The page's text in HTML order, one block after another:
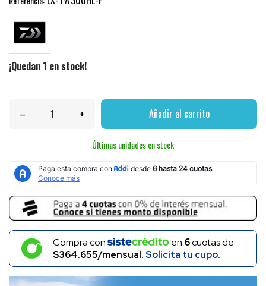
¡Quedan 1 en stock!
– + Añadir al carrito
Últimas unidades en stock
Compra con en 6cuotas de
$364.655/mensual.Solicita tu cupo.